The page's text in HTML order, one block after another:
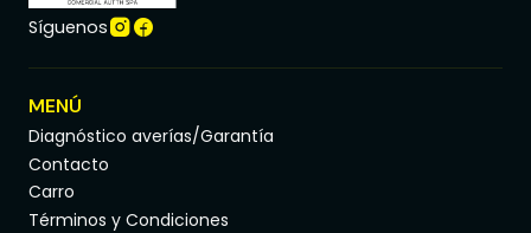
Síguenos
MENÚ
Diagnóstico averías/Garantía
Contacto
Carro
Términos y Condiciones